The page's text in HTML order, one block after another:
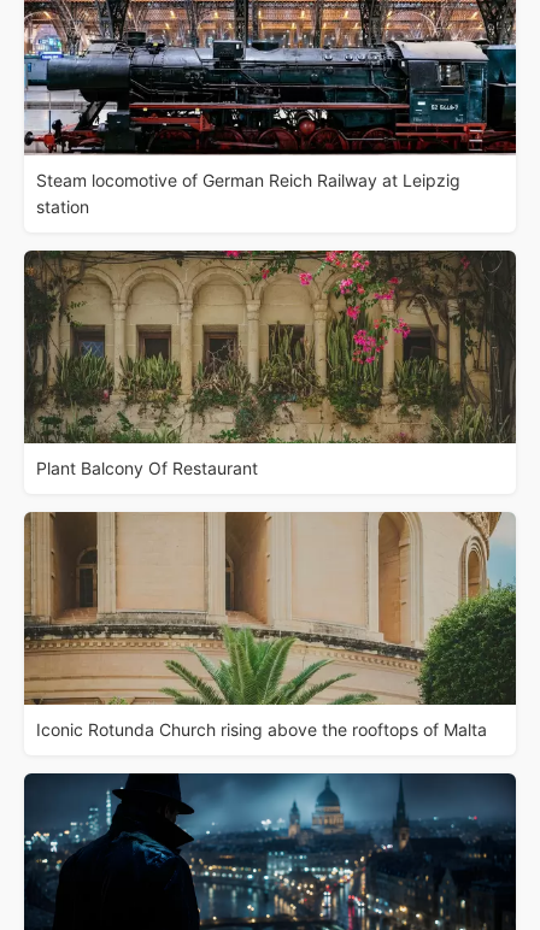
Steam locomotive of German Reich Railway at Leipzig
station
Plant Balcony Of Restaurant
Iconic Rotunda Church rising above the rooftops of Malta